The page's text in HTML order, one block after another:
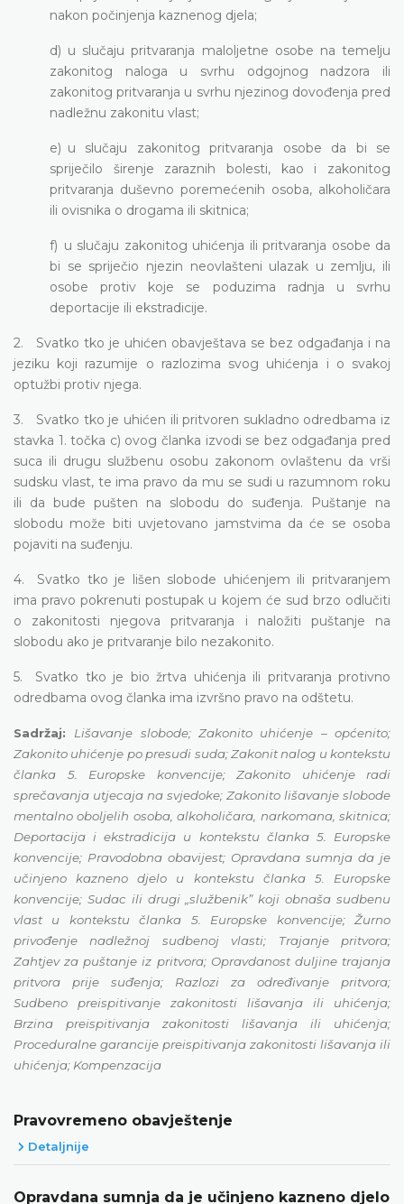
nakon počinjenja kaznenog djela;
d) u slučaju pritvaranja maloljetne osobe na temelju
zakonitog naloga u svrhu odgojnog nadzora ili
zakonitog pritvaranja u svrhu njezinog dovođenja pred
nadležnu zakonitu vlast;
e) u slučaju zakonitog pritvaranja osobe da bi se
spriječilo širenje zaraznih bolesti, kao i zakonitog
pritvaranja duševno poremećenih osoba, alkoholičara
ili ovisnika o drogama ili skitnica;
f) u slučaju zakonitog uhićenja ili pritvaranja osobe da
bi se spriječio njezin neovlašteni ulazak u zemlju, ili
osobe protiv koje se poduzima radnja u svrhu
deportacije ili ekstradicije.
2. Svatko tko je uhićen obavještava se bez odgađanja i na
jeziku koji razumije o razlozima svog uhićenja i o svakoj
optužbi protiv njega.
3. Svatko tko je uhićen ili pritvoren sukladno odredbama iz
stavka 1. točka c) ovog članka izvodi se bez odgađanja pred
suca ili drugu službenu osobu zakonom ovlaštenu da vrši
sudsku vlast, te ima pravo da mu se sudi u razumnom roku
ili da bude pušten na slobodu do suđenja. Puštanje na
slobodu može biti uvjetovano jamstvima da će se osoba
pojaviti na suđenju.
4. Svatko tko je lišen slobode uhićenjem ili pritvaranjem
ima pravo pokrenuti postupak u kojem će sud brzo odlučiti
o zakonitosti njegova pritvaranja i naložiti puštanje na
slobodu ako je pritvaranje bilo nezakonito.
5. Svatko tko je bio žrtva uhićenja ili pritvaranja protivno
odredbama ovog članka ima izvršno pravo na odštetu.
Sadržaj: Lišavanje slobode;Zakonito uhićenje – općenito;
Zakonito uhićenje po presudi suda;Zakonit nalog u kontekstu
članka 5. Europske konvencije; Zakonito uhićenje radi
sprečavanja utjecaja na svjedoke; Zakonito lišavanje slobode
mentalnooboljelih osoba, alkoholičara, narkomana, skitnica;
Deportacija i ekstradicija u kontekstu članka 5. Europske
konvencije; Pravodobna obavijest; Opravdana sumnja da je
učinjeno kazneno djelo u kontekstu članka 5. Europske
konvencije; Sudac ili drugi „službenikˮ koji obnaša sudbenu
vlast u kontekstu članka 5. Europske konvencije;Žurno
privođenje nadležnoj sudbenoj vlasti; Trajanje pritvora;
Zahtjev za puštanje iz pritvora; Opravdanost duljine trajanja
pritvora prije suđenja; Razlozi za određivanje pritvora;
Sudbeno preispitivanje zakonitosti lišavanja ili uhićenja;
Brzina preispitivanja zakonitosti lišavanja ili uhićenja;
Proceduralne garancije preispitivanja zakonitosti lišavanja ili
uhićenja; Kompenzacija
Pravovremeno obavještenje
Detaljnije
Opravdana sumnja da je učinjeno kazneno djelo